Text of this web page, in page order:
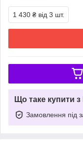
1 430 ₴ від 3 шт.
Що таке купити
Замовлення під